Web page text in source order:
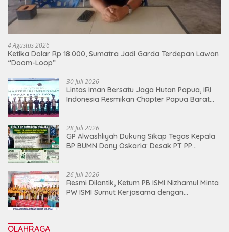
4 Agustus 2026
Ketika Dolar Rp 18.000, Sumatra Jadi Garda Terdepan Lawan
“Doom-Loop”
30 Juli 2026
Lintas Iman Bersatu Jaga Hutan Papua, IRI
Indonesia Resmikan Chapter Papua Barat
28 Juli 2026
GP Alwashliyah Dukung Sikap Tegas Kepala
BP BUMN Dony Oskaria: Desak PT PP
26 Juli 2026
Resmi Dilantik, Ketum PB ISMI Nizhamul Minta
PW ISMI Sumut Kerjasama dengan
OLAHRAGA